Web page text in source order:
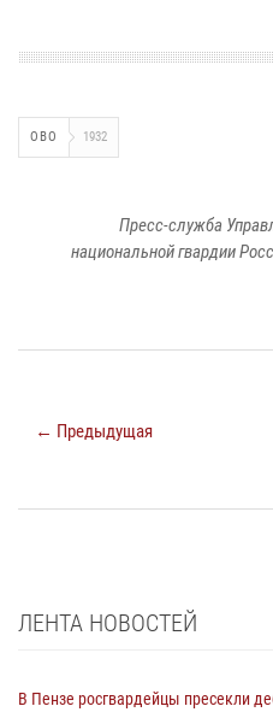
ОВО 1932
Пресс-служба
национальной гвардии
← Предыдущая
ЛЕНТА НОВОСТЕЙ
В Пензе росгвардейцы пресекли